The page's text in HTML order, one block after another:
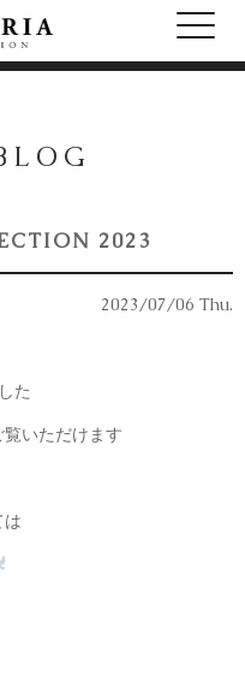
2023
2023/07/06 Thu.
た
いただけます
は